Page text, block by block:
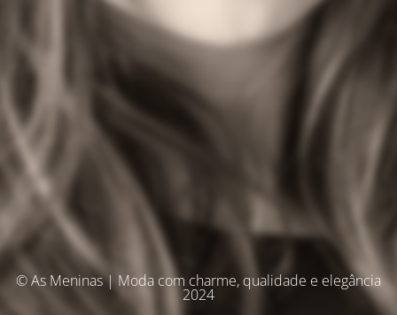
© As Meninas | Moda com charme, qualidade e elegância
2024